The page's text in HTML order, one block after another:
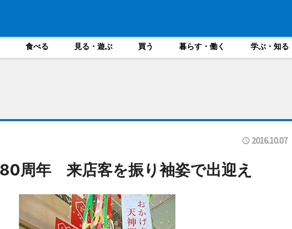
食べる 見る・遊ぶ 買う 暮らす・働く 学ぶ・知る
2016.10.07
周年 来店客を振り袖姿で出迎え